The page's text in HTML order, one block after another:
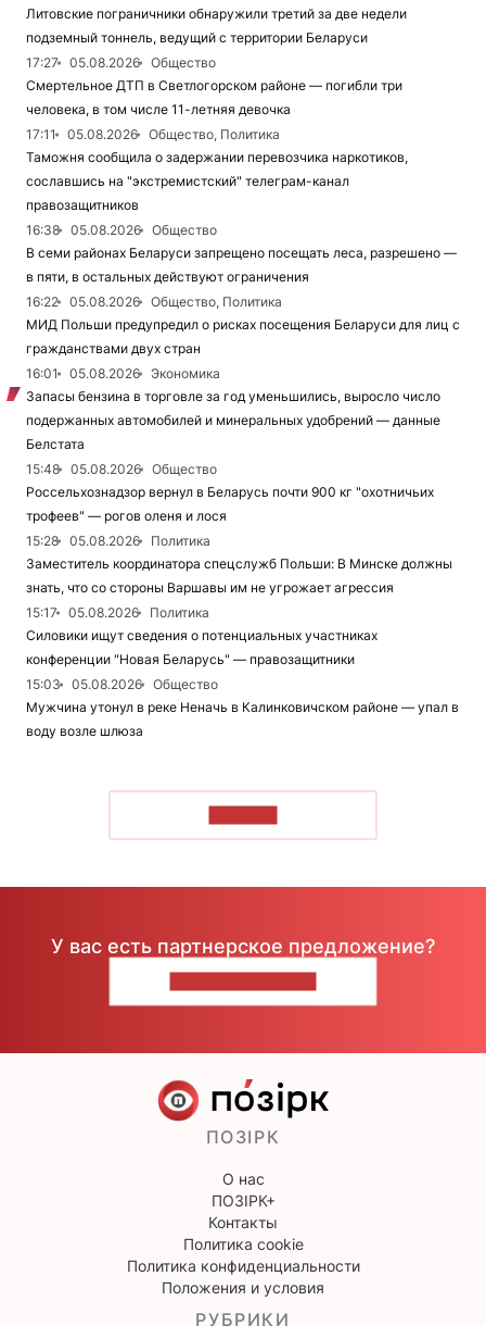
Литовские пограничники обнаружили третий за две недели
подземный тоннель, ведущий с территории Беларуси
17:27
05.08.2026
Общество
Смертельное ДТП в Светлогорском районе — погибли три
человека, в том числе 11-летняя девочка
17:11
05.08.2026
Общество, Политика
Таможня сообщила о задержании перевозчика наркотиков,
сославшись на "экстремистский" телеграм-канал
правозащитников
16:38
05.08.2026
Общество
В семи районах Беларуси запрещено посещать леса, разрешено —
в пяти, в остальных действуют ограничения
16:22
05.08.2026
Общество, Политика
МИД Польши предупредил о рисках посещения Беларуси для лиц с
гражданствами двух стран
16:01
05.08.2026
Экономика
Запасы бензина в торговле за год уменьшились, выросло число
подержанных автомобилей и минеральных удобрений — данные
Белстата
15:48
05.08.2026
Общество
Россельхознадзор вернул в Беларусь почти 900 кг "охотничьих
трофеев" — рогов оленя и лося
15:28
05.08.2026
Политика
Заместитель координатора спецслужб Польши: В Минске должны
знать, что со стороны Варшавы им не угрожает агрессия
15:17
05.08.2026
Политика
Силовики ищут сведения о потенциальных участниках
конференции "Новая Беларусь" — правозащитники
15:03
05.08.2026
Общество
Мужчина утонул в реке Неначь в Калинковичском районе — упал в
воду возле шлюза
У вас есть партнерское предложение?
ПОЗІРК
О нас
ПОЗІРК+
Контакты
Политика cookie
Политика конфиденциальности
Положения и условия
РУБРИКИ